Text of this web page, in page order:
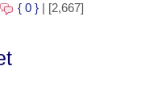
{ 0 } | [2,667]